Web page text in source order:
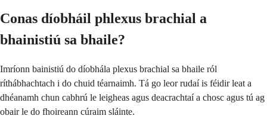
Conas díobháil phlexus brachial a
bhainistiú sa bhaile?
Imríonn bainistiú do díobhála plexus brachial sa bhaile ról
ríthábhachtach i do chuid téarnaimh. Tá go leor rudaí is féidir leat a
dhéanamh chun cabhrú le leigheas agus deacrachtaí a chosc agus tú ag
obair le do fhoireann cúraim sláinte.